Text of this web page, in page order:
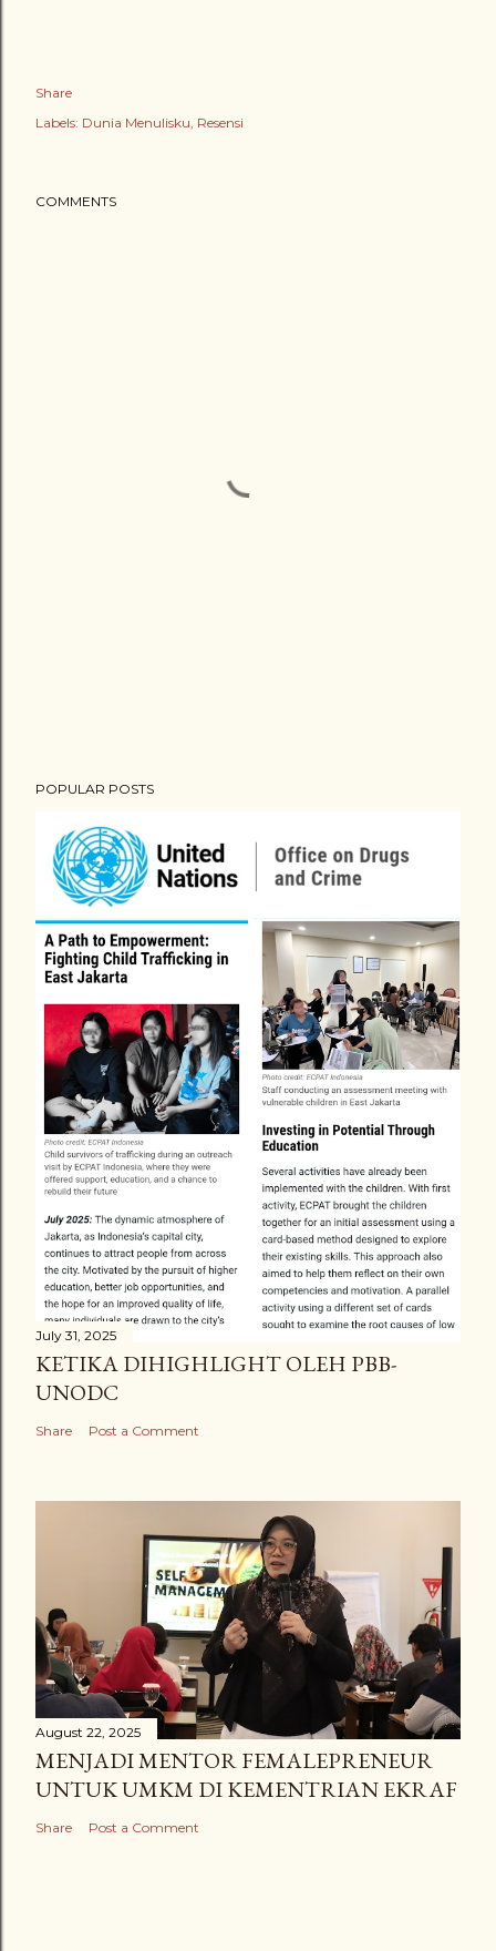
Share
Labels: Dunia Menulisku Resensi
COMMENTS
POPULAR POSTS
July 31, 2025
KETIKA DIHIGHLIGHT OLEH PBB-
UNODC
Share Post a Comment
August 22, 2025
MENJADI MENTOR FEMALEPRENEUR
UNTUK UMKM DI KEMENTRIAN EKRAF
Share Post a Comment